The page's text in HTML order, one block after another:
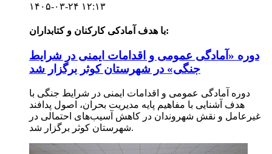
۱۴۰۵-۰۳-۲۴ ۱۲:۱۳
با هدف آمادکی کارکنان و کتابداران:
دوره «آمادگی عمومی و اقدامات ایمنی در شرایط
جنگی» در شهرستان کوثر برگزار شد
دوره آمادگی عمومی و اقدامات ایمنی در شرایط جنگی با
هدف آشنایی با مفاهیم پایه مدیریت بحران، اصول پدافند
غیرعامل و نقش شهروندان در کاهش آسیب‌های احتمالی در
شهرستان کوثر برگزار شد.